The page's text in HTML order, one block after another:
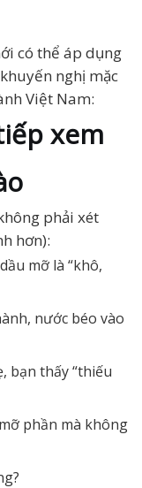
có thể áp dụng
nghị mặc
Việt Nam:
xem
phải xét
hơn):
mỡ là “khô,
nước béo vào
bạn thấy “thiếu
phần mà không